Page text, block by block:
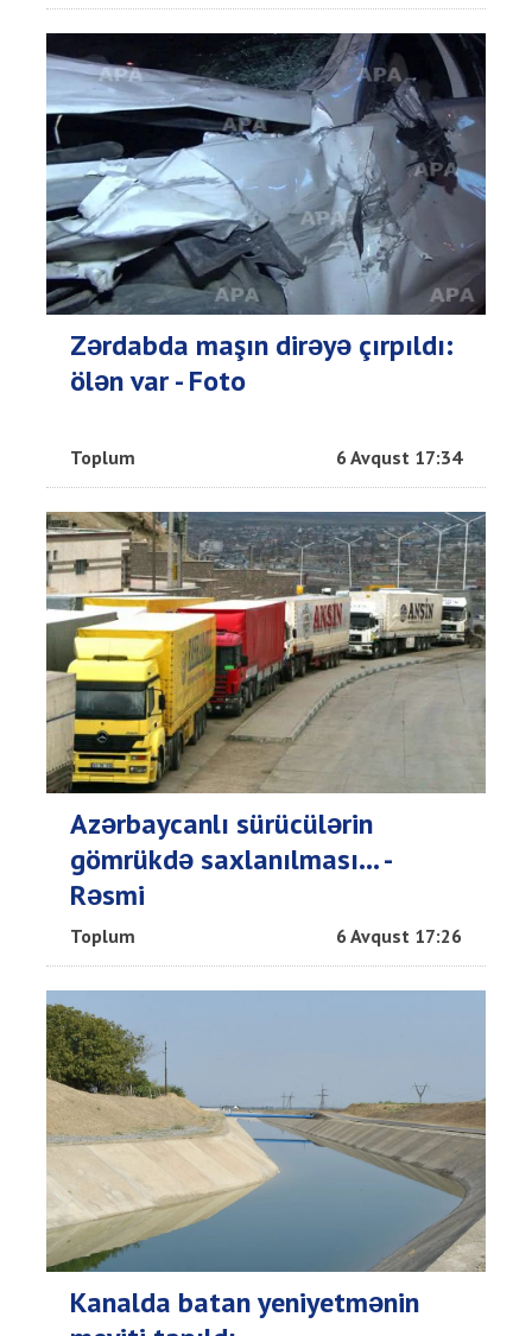
Zərdabda maşın dirəyə çırpıldı:
ölən var - Foto
Toplum 6 Avqust 17:34
Azərbaycanlı sürücülərin
gömrükdə saxlanılması... -
Rəsmi
Toplum 6 Avqust 17:26
Kanalda batan yeniyetmənin